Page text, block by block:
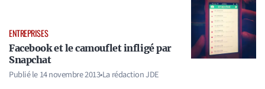
ENTREPRISES
Facebook et le camouflet infligé par
Snapchat
Publié le14 novembre 2013•La rédaction JDE